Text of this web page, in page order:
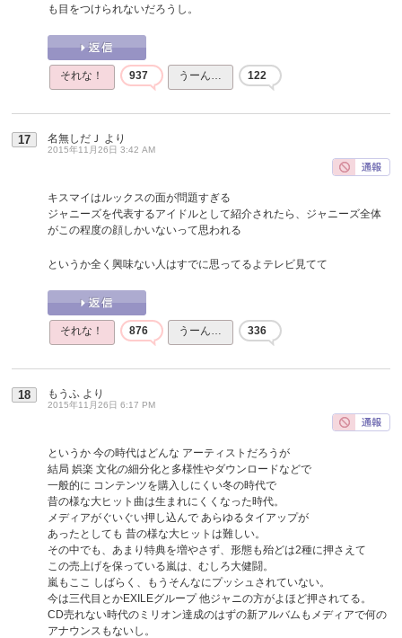
も目をつけられないだろうし。
それな！ 937 うーん… 122
17 名無しだＪ より
2015年11月26日 3:42 AM
キスマイはルックスの面が問題すぎる
ジャニーズを代表するアイドルとして紹介されたら、ジャニーズ全体
がこの程度の顔しかいないって思われる
というか全く興味ない人はすでに思ってるよテレビ見てて
それな！ 876 うーん… 336
18 もうふ より
2015年11月26日 6:17 PM
というか 今の時代はどんな アーティストだろうが
結局 娯楽 文化の細分化と多様性やダウンロードなどで
一般的に コンテンツを購入しにくい冬の時代で
昔の様な大ヒット曲は生まれにくくなった時代。
メディアがぐいぐい押し込んで あらゆるタイアップが
あったとしても 昔の様な大ヒットは難しい。
その中でも、あまり特典を増やさず、形態も殆どは2種に押さえて
この売上げを保っている嵐は、むしろ大健闘。
嵐もここ しばらく、もうそんなにプッシュされていない。
今は三代目とかEXILEグループ 他ジャニの方がよほど押されてる。
CD売れない時代のミリオン達成のはずの新アルバムもメディアで何の
アナウンスもないし。